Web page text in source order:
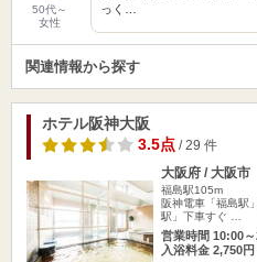
50代～
女性
っく…
関連情報から探す
ホテル阪神大阪
3.5点 / 29 件
大阪府 / 大阪市
福島駅105m
阪神電車「福島駅
駅」下車すぐ …
営業時間 10:00
入浴料金 2,750円